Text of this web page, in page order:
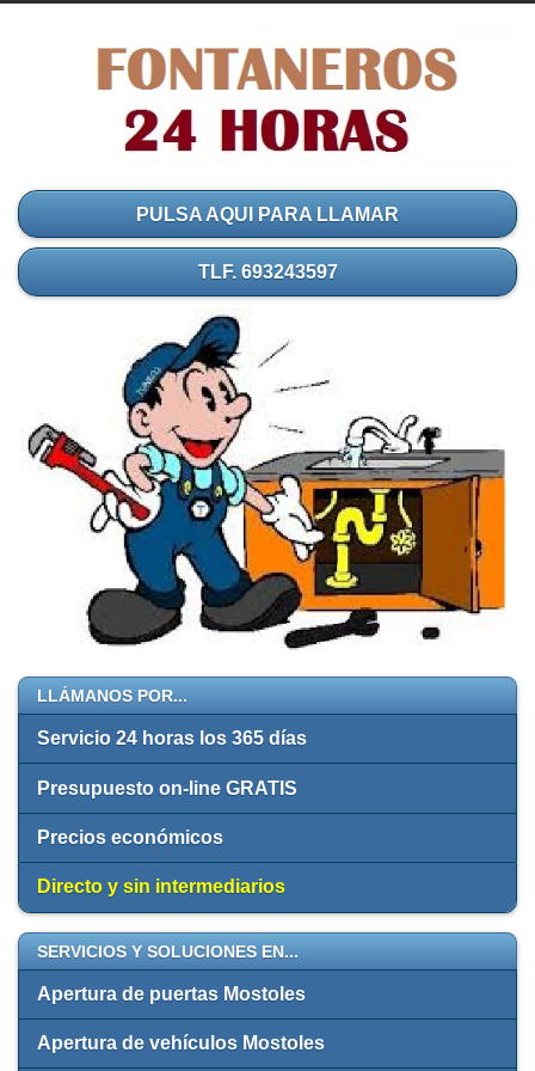
PULSA AQUI PARA LLAMAR
TLF. 693243597
LLÁMANOS POR...
Servicio 24 horas los 365 días
Presupuesto on-line GRATIS
Precios económicos
Directo y sin intermediarios
SERVICIOS Y SOLUCIONES EN...
Apertura de puertas Mostoles
Apertura de vehículos Mostoles